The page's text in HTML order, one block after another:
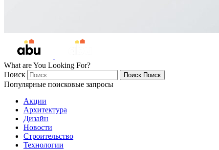
What are You Looking For?
Поиск
Поиск Поиск
Популярные поисковые запросы
Акции
Архитектура
Дизайн
Новости
Строительство
Технологии